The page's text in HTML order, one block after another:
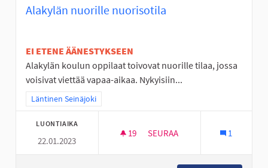
Alakylän nuorille nuorisotila
EI ETENE ÄÄNESTYKSEEN
Alakylän koulun oppilaat toivovat nuorille tilaa, jossa
voisivat viettää vapaa-aikaa. Nykyisiin...
Rajaa tulokset teeman mukaan: Läntinen Seinäjoki
Läntinen Seinäjoki
LUONTIAIKA
22.01.2023
19 19 SEURAAJAA
SEURAA 1